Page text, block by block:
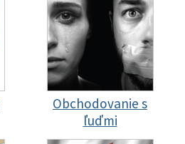
Obchodovanie s
ľuďmi